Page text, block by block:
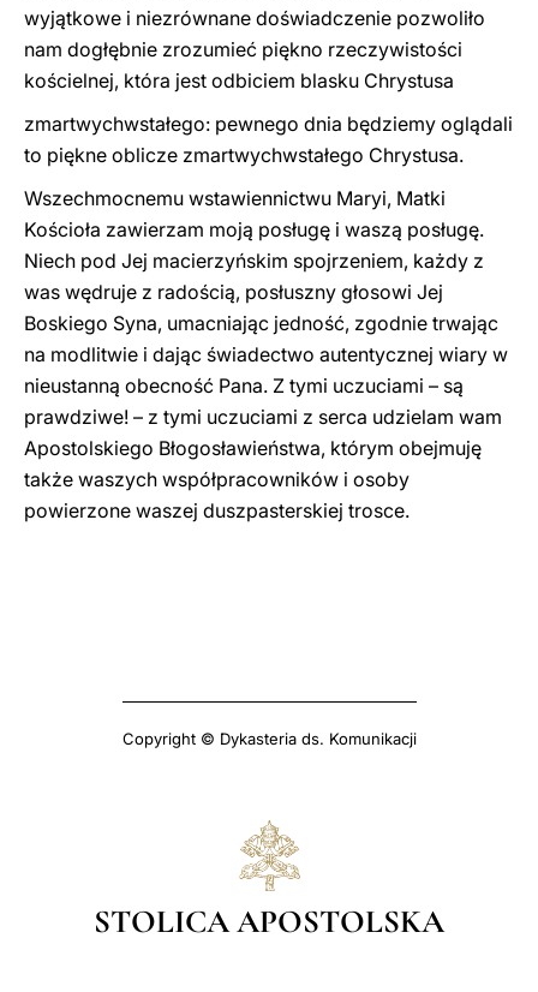
wyjątkowe i niezrównane doświadczenie pozwoliło
nam dogłębnie zrozumieć piękno rzeczywistości
kościelnej, która jest odbiciem blasku Chrystusa
zmartwychwstałego: pewnego dnia będziemy oglądali
to piękne oblicze zmartwychwstałego Chrystusa.
Wszechmocnemu wstawiennictwu Maryi, Matki
Kościoła zawierzam moją posługę i waszą posługę.
Niech pod Jej macierzyńskim spojrzeniem, każdy z
was wędruje z radością, posłuszny głosowi Jej
Boskiego Syna, umacniając jedność, zgodnie trwając
na modlitwie i dając świadectwo autentycznej wiary w
nieustanną obecność Pana. Z tymi uczuciami – są
prawdziwe! – z tymi uczuciami z serca udzielam wam
Apostolskiego Błogosławieństwa, którym obejmuję
także waszych współpracowników i osoby
powierzone waszej duszpasterskiej trosce.
Copyright © Dykasteria ds. Komunikacji
STOLICA APOSTOLSKA